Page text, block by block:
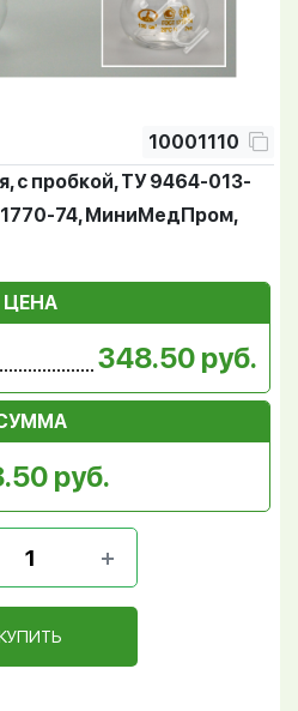
10001110
с пробкой, ТУ 9464-013-
74, МиниМедПром,
ЦЕНА
348.50 руб.
руб.